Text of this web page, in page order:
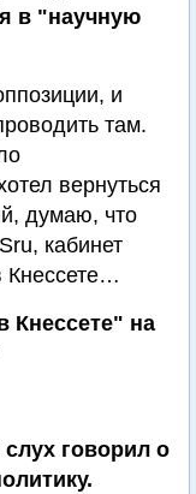
в "научную
и
там.
вернуться
думаю, что
кабинет
Кнессете…
Кнессете" на
говорил о